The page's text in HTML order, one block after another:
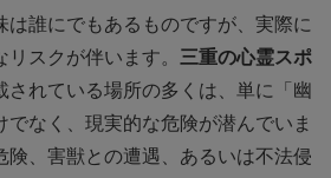
は誰にでもあるものですが、実際に
スクが伴います。 三重の心霊スポ
されている場所の多くは、単に「幽
でなく、現実的な危険が潜んでいま
険、害獣との遭遇、あるいは不法侵